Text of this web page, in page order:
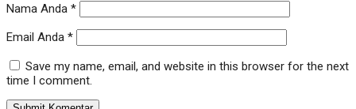
Nama Anda *
Email Anda *
Save my name, email, and website in this browser for the next
time I comment.